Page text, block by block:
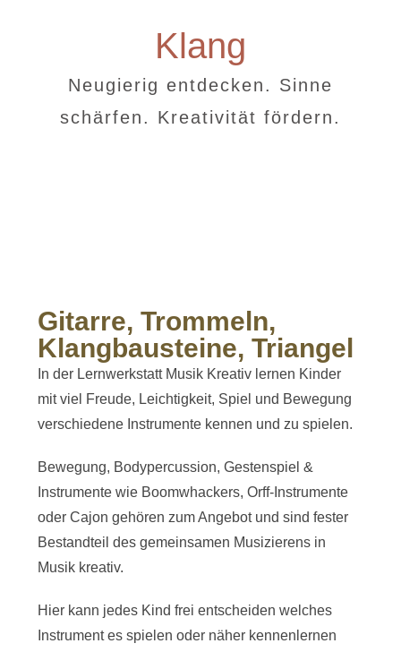
Klang
Neugierig entdecken. Sinne
schärfen. Kreativität fördern.
Gitarre, Trommeln,
Klangbausteine, Triangel
In der Lernwerkstatt Musik Kreativ lernen Kinder
mit viel Freude, Leichtigkeit, Spiel und Bewegung
verschiedene Instrumente kennen und zu spielen.
Bewegung, Bodypercussion, Gestenspiel &
Instrumente wie Boomwhackers, Orff-Instrumente
oder Cajon gehören zum Angebot und sind fester
Bestandteil des gemeinsamen Musizierens in
Musik kreativ.
Hier kann jedes Kind frei entscheiden welches
Instrument es spielen oder näher kennenlernen